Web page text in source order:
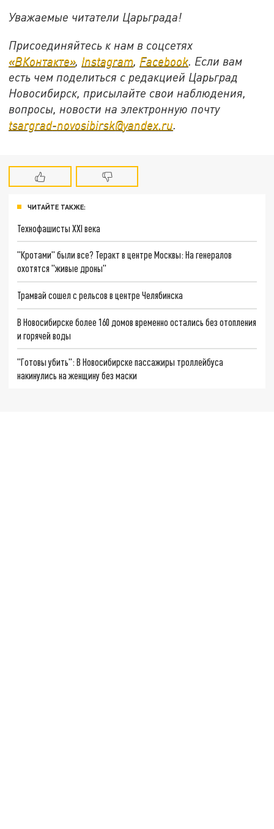
Уважаемые читатели Царьграда!
Присоединяйтесь к нам в соцсетях
«ВКонтакте», Instagram, Facebook. Если вам
есть чем поделиться с редакцией Царьград
Новосибирск, присылайте свои наблюдения,
вопросы, новости на электронную почту
tsargrad-novosibirsk@yandex.ru.
ЧИТАЙТЕ ТАКЖЕ:
Технофашисты XXI века
"Кротами" были все? Теракт в центре Москвы: На генералов
охотятся "живые дроны"
Трамвай сошел с рельсов в центре Челябинска
В Новосибирске более 160 домов временно остались без отопления
и горячей воды
"Готовы убить": В Новосибирске пассажиры троллейбуса
накинулись на женщину без маски